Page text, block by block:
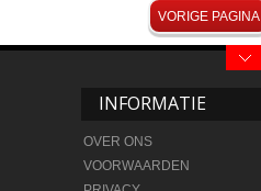
VORIGE PAGINA
INFORMATIE
OVER ONS
VOORWAARDEN